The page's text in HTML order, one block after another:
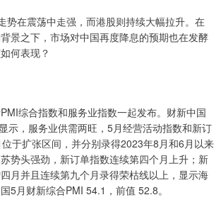
势在震荡中走强，而港股则持续大幅拉升。在
景之下，市场对中国再度降息的预期也在发酵
何表现？
综合指数和服务业指数一起发布。财新中国
示，服务业供需两旺，5月经营活动指数和新订
于扩张区间，并分别录得2023年8月和6月以来
势头强劲，新订单指数连续第四个月上升；新
月并且连续第九个月录得荣枯线以上，显示海
5月财新综合PMI 54.1，前值 52.8。